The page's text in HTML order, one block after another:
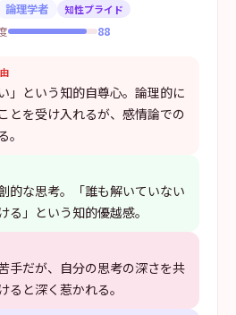
論理学者
知性プライド
88
」という知的自尊心。論理的に
とを受け入れるが、感情論での
的な思考。「誰も解いていない
る」という知的優越感。
手だが、自分の思考の深さを共
ると深く惹かれる。